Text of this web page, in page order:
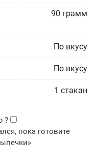
90 грамм
По вкусу
По вкусу
1 стакан